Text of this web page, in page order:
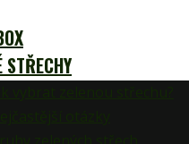
STŘECHY